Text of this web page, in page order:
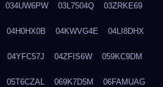
034UW6PW 03L7504Q 03ZRKE69
04H0HX0B 04KWVG4E 04LI8DHX
04YFC57J 04ZFIS6W 059KC9DM
05T6CZAL 069K7D5M 06FAMUAG